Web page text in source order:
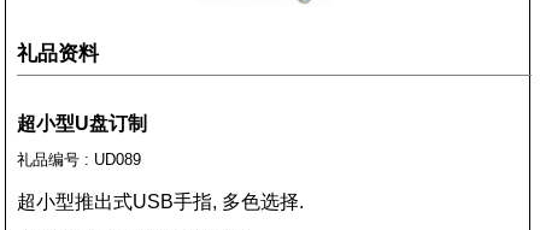
礼品资料
超小型U盘订制
礼品编号 : UD089
超小型推出式USB手指, 多色选择.